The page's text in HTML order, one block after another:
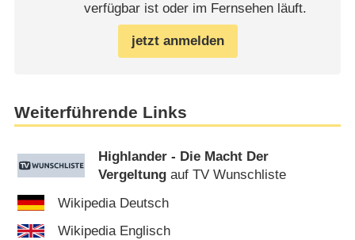
verfügbar ist oder im Fernsehen läuft.
jetzt anmelden
Weiterführende Links
Highlander - Die Macht Der
Vergeltung auf TV Wunschliste
Wikipedia Deutsch
Wikipedia Englisch